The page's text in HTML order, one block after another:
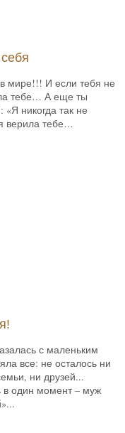
мире!!! И если тебя не
тебе… А еще ты
никогда так не
верила тебе…
с маленьким
все: не осталось ни
ни друзей...
в один момент – муж